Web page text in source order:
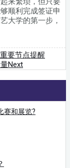
顺利完成签证申
大学的第一步，
要节点提醒
Next
赛和展览?